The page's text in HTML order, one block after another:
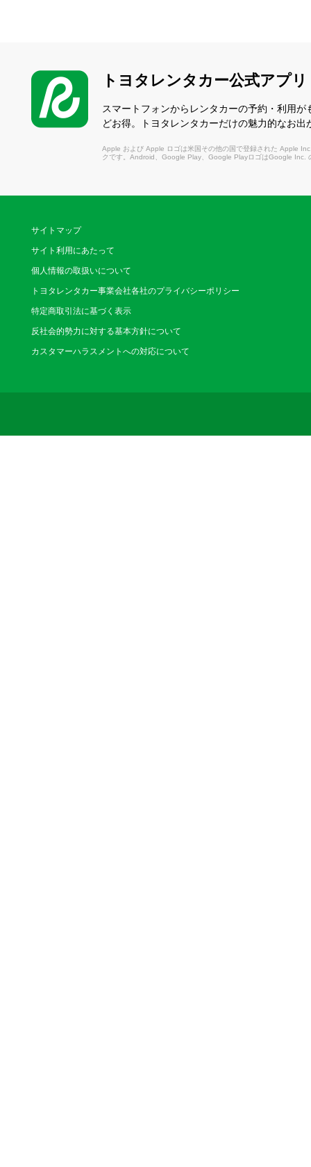
トヨタレンタカー公式アプリ
スマートフォンからレンタカーの予約・利用
どお得。トヨタレンタカーだけの魅力的なお出
Apple および Apple ロゴは米国その他の国で登録された Apple
クです。Android、Google Play、Google PlayロゴはGoogle Inc.
サイトマップ
サイト利用にあたって
個人情報の取扱いについて
トヨタレンタカー事業会社各社のプライバシーポリシー
特定商取引法に基づく表示
反社会的勢力に対する基本方針について
カスタマーハラスメントへの対応について